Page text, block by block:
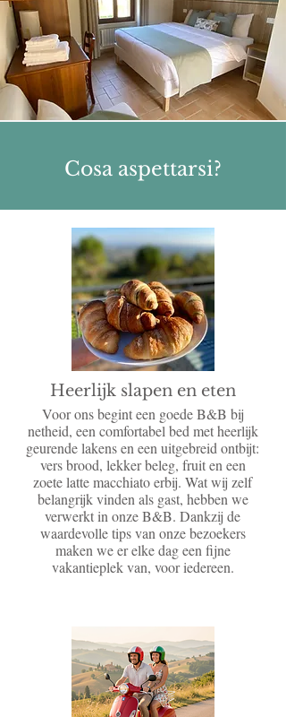
Cosa aspettarsi?
Heerlijk slapen en eten
Voor ons begint een goede B&B bij
netheid, een comfortabel bed met heerlijk
geurende lakens en een uitgebreid ontbijt:
vers brood, lekker beleg, fruit en een
zoete latte macchiato erbij. Wat wij zelf
belangrijk vinden als gast, hebben we
verwerkt in onze B&B. Dankzij de
waardevolle tips van onze bezoekers
maken we er elke dag een fijne
vakantieplek van, voor iedereen.